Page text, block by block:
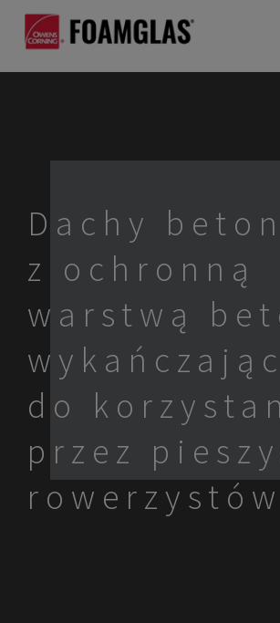
Dachy
z ochronną
warstwą
do
przez
rowerzystów